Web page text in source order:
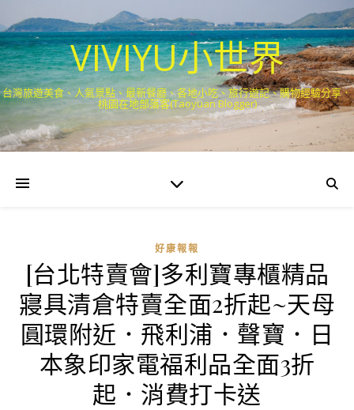
VIVIYU小世界
台灣旅遊美食、人氣景點、最新餐廳、各地小吃、旅行遊記、購物經驗分享．
桃園在地部落客(Taoyuan Blogger)
好康報報
[台北特賣會]多利寶專櫃精品
寢具清倉特賣全面2折起~天母
圓環附近．飛利浦．聲寶．日
本象印家電福利品全面3折
起．消費打卡送